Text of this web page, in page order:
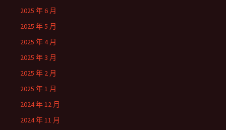
2025 年 6 月
2025 年 5 月
2025 年 4 月
2025 年 3 月
2025 年 2 月
2025 年 1 月
2024 年 12 月
2024 年 11 月